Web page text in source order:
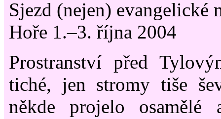
Sjezd (nejen) evangelické
Hoře 1.–3. října 2004
Prostranství před
tiché, jen stromy tiše
někde projelo